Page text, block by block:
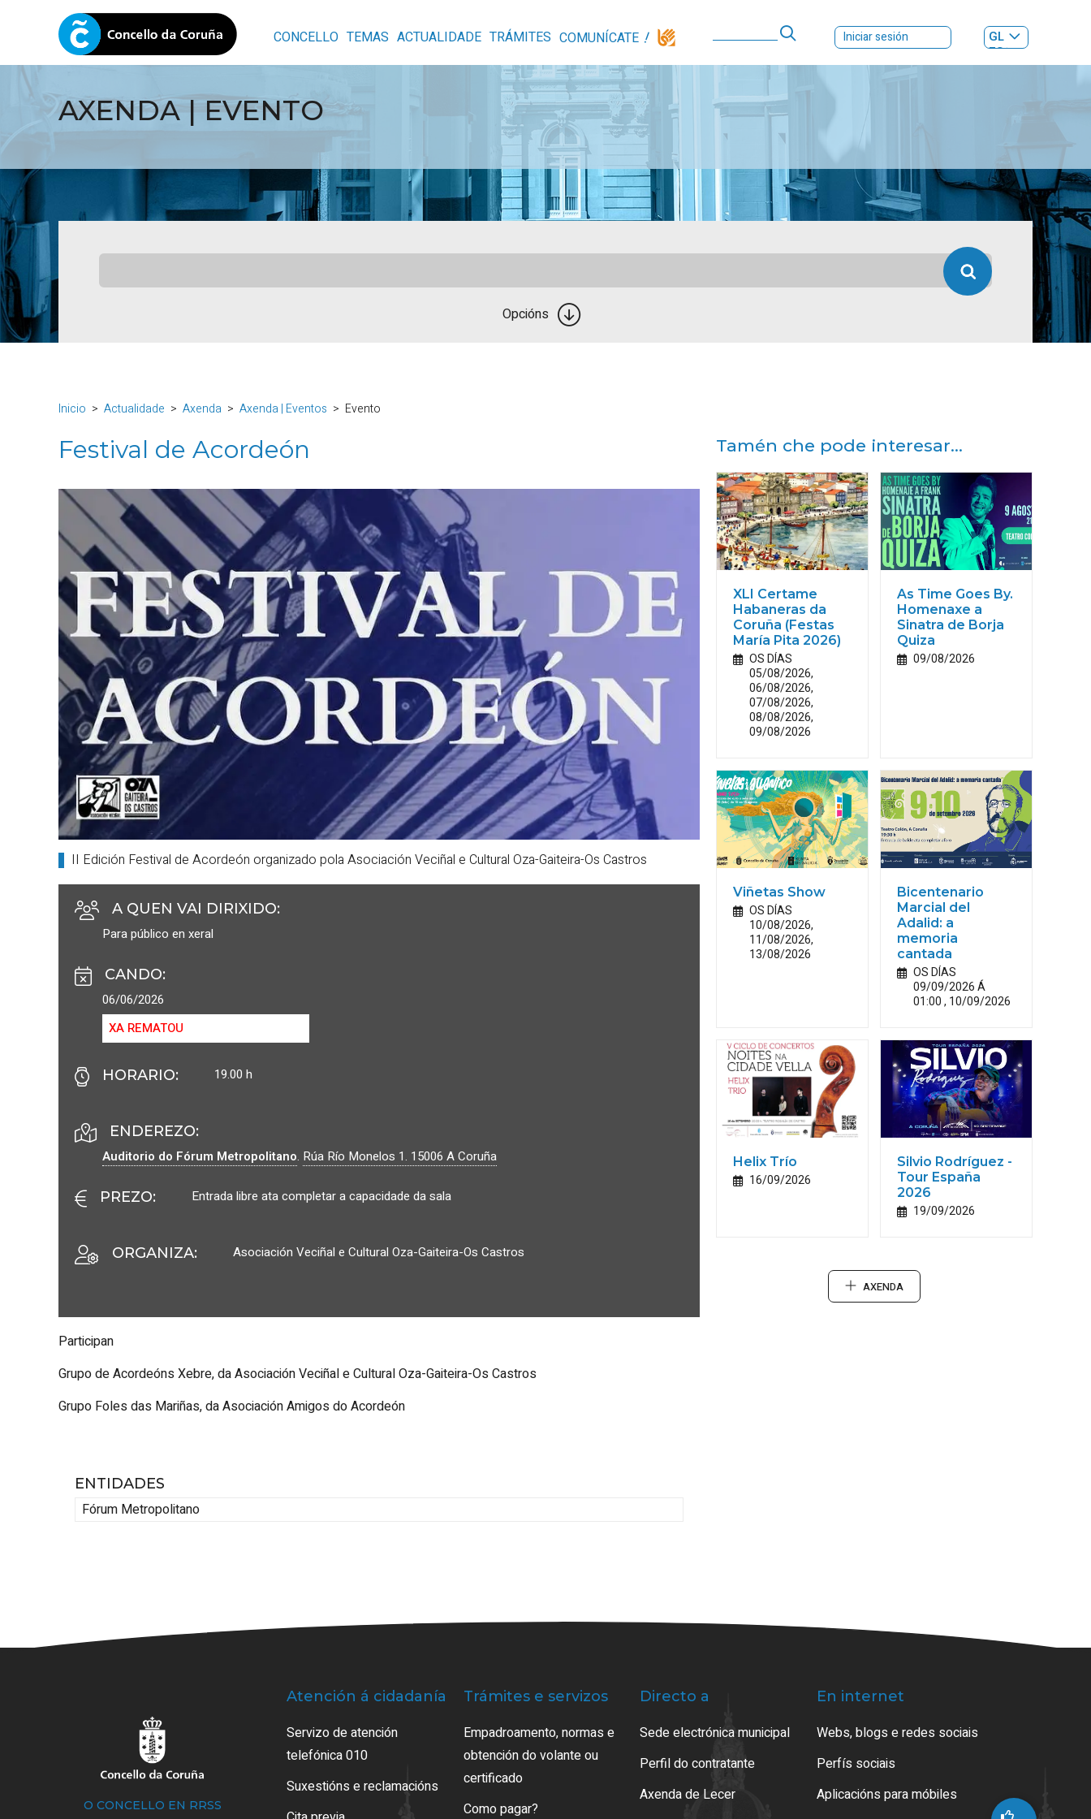
CONCELLO TEMAS ACTUALIDADE TRÁMITES COMUNÍCATE Iniciar sesión
GL
ES|
AXENDA | EVENTO
Opcións
Inicio Actualidade Axenda Axenda | Eventos Evento
Festival de Acordeón
II Edición Festival de Acordeón organizado pola Asociación Veciñal e Cultural Oza-Gaiteira-Os Castros
A QUEN VAI DIRIXIDO:
Para público en xeral
CANDO:
06/06/2026
XA REMATOU
HORARIO: 19.00 h
ENDEREZO:
Auditorio do Fórum Metropolitano. Rúa Río Monelos 1. 15006 A Coruña
PREZO: Entrada libre ata completar a capacidade da sala
ORGANIZA: Asociación Veciñal e Cultural Oza-Gaiteira-Os Castros
Participan
Grupo de Acordeóns Xebre,da Asociación Veciñal e Cultural Oza-Gaiteira-Os Castros
Grupo Foles das Mariñas,da Asociación Amigos do Acordeón
ENTIDADES
Fórum Metropolitano
Tamén che pode interesar...
XLI Certame
Habaneras da
Coruña (Festas
María Pita 2026)
OS DÍAS
05/08/2026,
06/08/2026,
07/08/2026,
08/08/2026,
09/08/2026
As Time Goes By.
Homenaxe a
Sinatra de Borja
Quiza
09/08/2026
Viñetas Show
OS DÍAS
10/08/2026,
11/08/2026,
13/08/2026
Bicentenario
Marcial del
Adalid: a
memoria
cantada
OS DÍAS
09/09/2026 Á
01:00 , 10/09/2026
Helix Trío
16/09/2026
Silvio Rodríguez -
Tour España
2026
19/09/2026
AXENDA
O CONCELLO EN RRSS
Atención á cidadanía
Servizo de atención
telefónica 010
Suxestións e reclamacións
Trámites e servizos
Empadroamento, normas e
obtención do volante ou
certificado
Como pagar?
Directo a
Sede electrónica municipal
Perfil do contratante
Axenda de Lecer
En internet
Webs, blogs e redes sociais
Perfís sociais
Aplicacións para móbiles